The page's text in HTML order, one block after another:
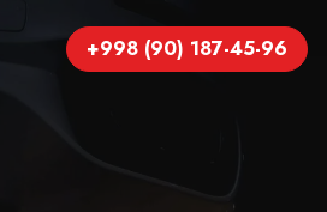
+998 (90) 187-45-96